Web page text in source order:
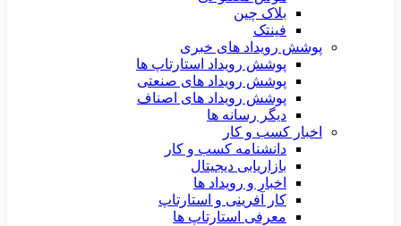
بلاک چین
فینتک
پوشش رویداد های خبری
پوشش رویداد استارتاپ ها
پوشش رویداد های صنعتی
پوشش رویداد های اصناف
دیگر رسانه ها
اخبار کسب و کار
دانشنامه کسب و کار
بازاریابی دیجیتال
اخبار و رویداد ها
کار آفرینی و استارتاپ
معرفی استارتاپ ها